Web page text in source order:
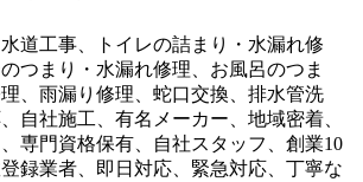
道工事、トイレの詰まり・水漏れ修
つまり・水漏れ修理、お風呂のつま
、雨漏り修理、蛇口交換、排水管洗
自社施工、有名メーカー、地域密着、
専門資格保有、自社スタッフ、創業10
録業者、即日対応、緊急対応、丁寧な